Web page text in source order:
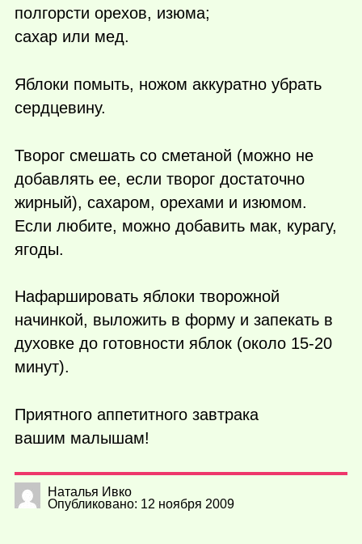
полгорсти орехов, изюма;
сахар или мед.
Яблоки помыть, ножом аккуратно убрать
сердцевину.
Творог смешать со сметаной (можно не
добавлять ее, если творог достаточно
жирный), сахаром, орехами и изюмом.
Если любите, можно добавить мак, курагу,
ягоды.
Нафаршировать яблоки творожной
начинкой, выложить в форму и запекать в
духовке до готовности яблок (около 15-20
минут).
Приятного аппетитного завтрака
вашим малышам!
Наталья Ивко
Опубликовано: 12 ноября 2009